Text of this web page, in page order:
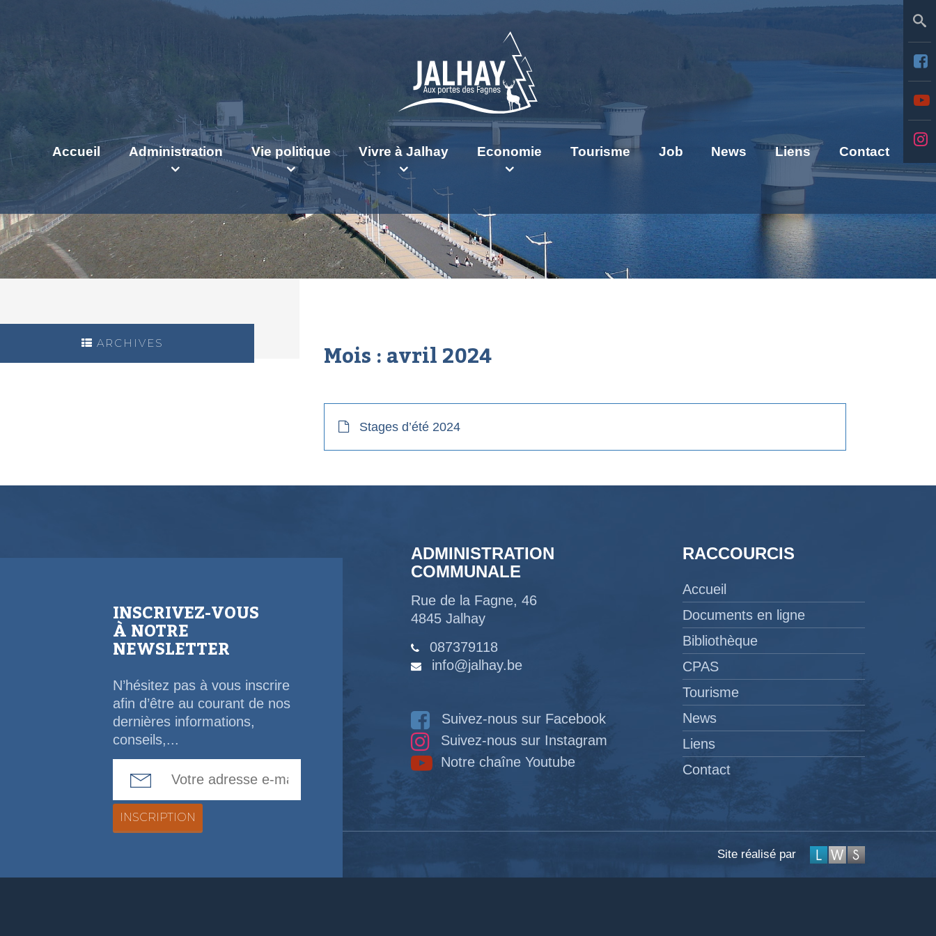
Accueil Administration Vie politique Vivre à Jalhay Economie Tourisme Job News Liens Contact
ARCHIVES Mois :avril 2024
Stages d’été 2024
INSCRIVEZ-VOUS
À NOTRE
NEWSLETTER
N’hésitez pas à vous inscrire
afin d’être au courant de nos
dernières informations,
conseils,...
ADMINISTRATION
COMMUNALE
Rue de la Fagne, 46
4845 Jalhay
087379118
info@jalhay.be
Suivez-nous sur Facebook
Suivez-nous sur Instagram
Notre chaîne Youtube
RACCOURCIS
Accueil
Documents en ligne
Bibliothèque
CPAS
Tourisme
News
Liens
Contact
Site réalisé par